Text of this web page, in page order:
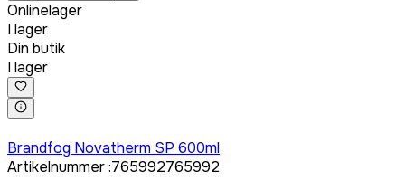
Onlinelager
I lager
Din butik
I lager
Brandfog Novatherm SP 600ml
Artikelnummer:765992765992